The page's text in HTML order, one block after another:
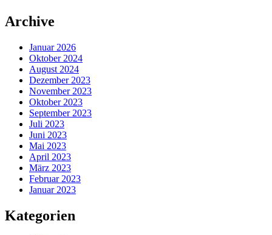
Zum
Inhalt
Archive
Januar 2026
Oktober 2024
August 2024
Dezember 2023
November 2023
Oktober 2023
September 2023
Juli 2023
Juni 2023
Mai 2023
April 2023
März 2023
Februar 2023
Januar 2023
Kategorien